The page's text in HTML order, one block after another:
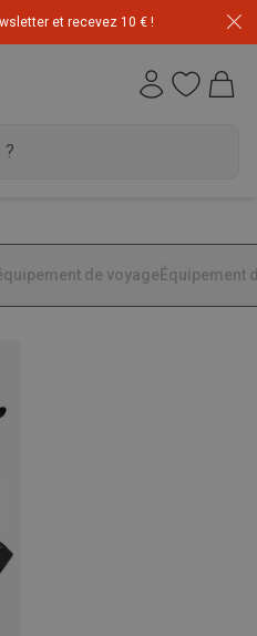
et recevez 10 € !
de voyage Équipement